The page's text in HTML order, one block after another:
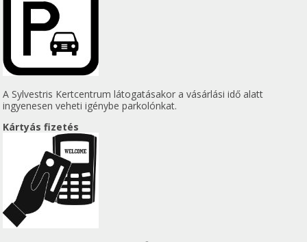
A Sylvestris Kertcentrum látogatásakor a vásárlási idő alatt
ingyenesen veheti igénybe parkolónkat.
Kártyás fizetés